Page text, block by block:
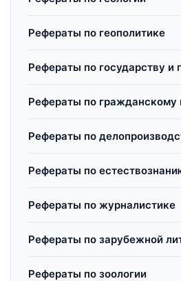
Рефераты по геополитике
Рефераты по государству и
Рефераты по гражданскому
Рефераты по
Рефераты по
Рефераты по журналистике
Рефераты по зарубежной
Рефераты по зоологии